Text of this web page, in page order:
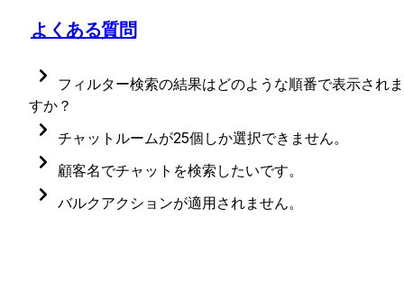
よくある質問
フィルター検索の結果はどのような順番で表示されま
すか？
メッセージ内容のフィルターはメッセージが作成さ
チャットルームのフィルターは最後にメッセージが
作成された時間を基準として新しい順に表示されま
チャットルームが25個しか選択できません。
スクロール後、チェックボックスを押すと25個単位で
選択数が追加され、最大200個まで一度に選択可能で
きます。[すべてを選択する] をクリックするとリスト
顧客名でチャットを検索したいです。
受信トレイの横にある虫眼鏡アイコンをクリックま
バルクアクションが適用されません。